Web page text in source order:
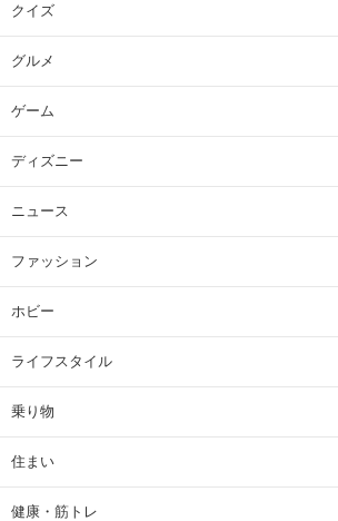
クイズ
グルメ
ゲーム
ディズニー
ニュース
ファッション
ホビー
ライフスタイル
乗り物
住まい
健康・筋トレ